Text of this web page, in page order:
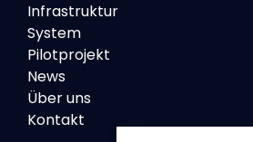
Infrastruktur
System
Pilotprojekt
News
Über uns
Kontakt